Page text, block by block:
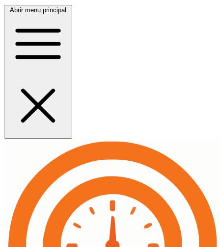
Abrir menu principal